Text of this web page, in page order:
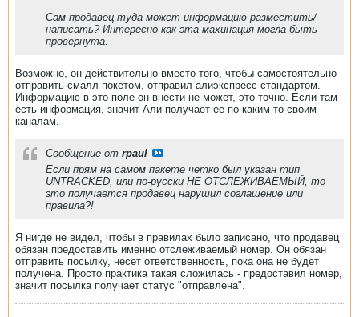
Сам продавец туда может информацию разместить/
написать? Интересно как эта махинация могла быть
провернута.
Возможно, он действительно вместо того, чтобы самостоятельно
отправить смалл покетом, отправил алиэкспресс стандартом.
Информацию в это поле он внести не может, это точно. Если там
есть информация, значит Али получает ее по каким-то своим
каналам.
Сообщение от rpaul
Если прям на самом пакете четко был указан тип
UNTRACKED, или по-русски НЕ ОТСЛЕЖИВАЕМЫЙ, то
это получается продавец нарушил соглашение или
правила?!
Я нигде не видел, чтобы в правилах было записано, что продавец
обязан предоставить именно отслеживаемый номер. Он обязан
отправить посылку, несет ответственность, пока она не будет
получена. Просто практика такая сложилась - предоставил номер,
значит посылка получает статус "отправлена".